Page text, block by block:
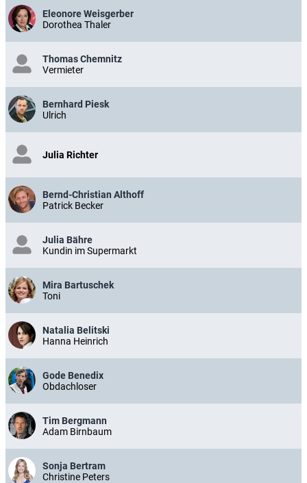
Eleonore Weisgerber
Dorothea Thaler
Thomas Chemnitz
Vermieter
Bernhard Piesk
Ulrich
Julia Richter
Bernd-Christian Althoff
Patrick Becker
Julia Bähre
Kundin im Supermarkt
Mira Bartuschek
Toni
Natalia Belitski
Hanna Heinrich
Gode Benedix
Obdachloser
Tim Bergmann
Adam Birnbaum
Sonja Bertram
Christine Peters